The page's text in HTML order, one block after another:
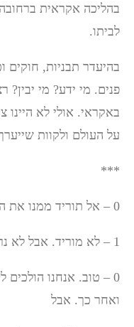
בהליכה אקראית
לביתו.
בהיעדר תבניות, חוקים
פנים. מי ידע? מי יבין?
באקראי. אולי לא היינו
על העולם ולקוות
***
0 – אל תוריד ממנו את העיניים.
1 – לא מוריד. אבל לא נראה שזה הולך לקרות כאן ועכשיו.
0 – טוב. אנחנו
ואחר כך. אבל